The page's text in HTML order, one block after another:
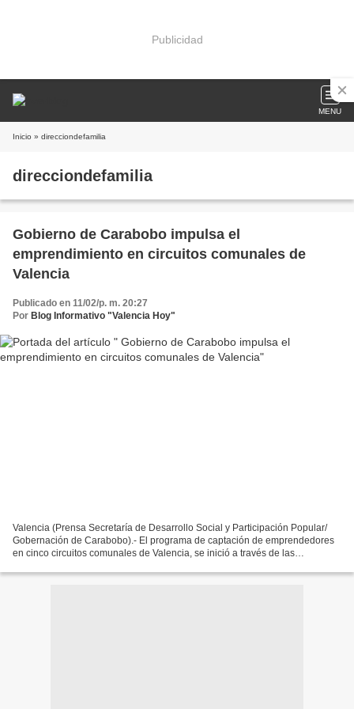
Publicidad
MENU
Inicio » direcciondefamilia
direcciondefamilia
Gobierno de Carabobo impulsa el
emprendimiento en circuitos comunales de
Valencia
Publicado en 11/02/p. m. 20:27
Por Blog Informativo "Valencia Hoy"
Valencia (Prensa Secretaría de Desarrollo Social y Participación Popular/
Gobernación de Carabobo).- El programa de captación de emprendedores
en cinco circuitos comunales de Valencia, se inició a través de las